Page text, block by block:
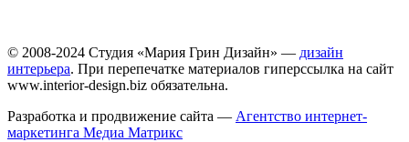
© 2008-2024 Студия «Мария Грин Дизайн» — дизайн
интерьера. При перепечатке материалов гиперссылка на сайт
www.interior-design.biz обязательна.
Разработка и продвижение сайта — Агентство интернет-
маркетинга Медиа Матрикс